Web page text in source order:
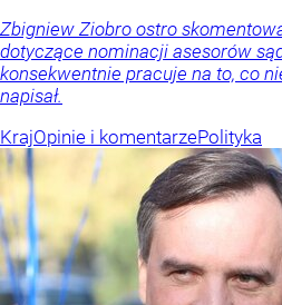
Zbigniew Ziobro ostro
dotyczące nominacji asesorów
konsekwentnie pracuje na to, co
napisał.
KrajOpinie i komentarzePolityka